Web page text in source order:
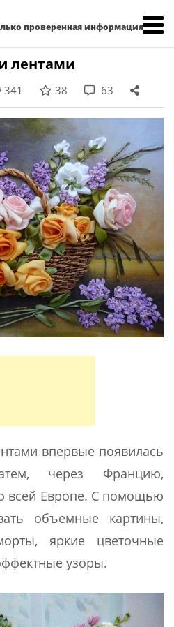
проверенная информация
лентами
341 38 63
впервые появилась
через Францию,
всей Европе. С помощью
объемные картины,
яркие цветочные
узоры.